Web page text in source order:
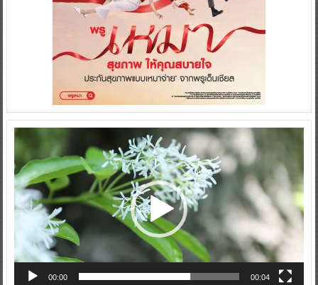
Player
00:00 00:04